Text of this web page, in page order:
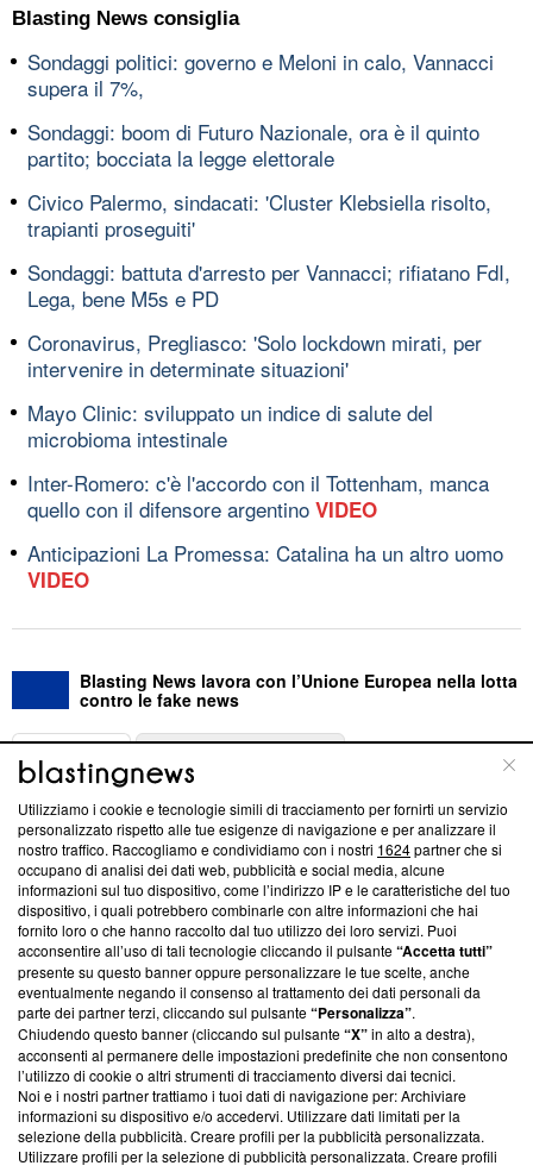
Blasting News consiglia
Sondaggi politici: governo e Meloni in calo, Vannacci
supera il 7%,
Sondaggi: boom di Futuro Nazionale, ora è il quinto
partito; bocciata la legge elettorale
Civico Palermo, sindacati: 'Cluster Klebsiella risolto,
trapianti proseguiti'
Sondaggi: battuta d'arresto per Vannacci; rifiatano FdI,
Lega, bene M5s e PD
Coronavirus, Pregliasco: 'Solo lockdown mirati, per
intervenire in determinate situazioni'
Mayo Clinic: sviluppato un indice di salute del
microbioma intestinale
Inter-Romero: c'è l'accordo con il Tottenham, manca
quello con il difensore argentino VIDEO
Anticipazioni La Promessa: Catalina ha un altro uomo
VIDEO
Blasting News lavora con l’Unione Europea nella lotta
contro le fake news
ABOUT
Questa sezione offre informazioni trasparenti su Blasting
News, sui nostri processi editoriali e su come ci impegniamo a
creare news di qualità. Inoltre, afferma la nostra aderenza a
‘Trust Project - News with Integrity’Blasting News non è
ancora membro del programma, ma ha richiesto di farne
parte; Trust Project non ha ancora effettuato una verifica di
conformità agli standard.
Su di noi
Team editoriale
Corporate
Redazione
Utilizziamo i cookie e tecnologie simili di tracciamento per fornirti un servizio
personalizzato rispetto alle tue esigenze di navigazione e per analizzare il
nostro traffico. Raccogliamo e condividiamo con i nostri 1624partner che si
occupano di analisi dei dati web, pubblicità e social media, alcune
informazioni sul tuo dispositivo, come l’indirizzo IP e le caratteristiche del tuo
dispositivo, i quali potrebbero combinarle con altre informazioni che hai
fornito loro o che hanno raccolto dal tuo utilizzo dei loro servizi. Puoi
acconsentire all’uso di tali tecnologie cliccando il pulsante“Accetta tutti”
presente su questo banner oppure personalizzare le tue scelte, anche
eventualmente negando il consenso al trattamento dei dati personali da
parte dei partner terzi, cliccando sul pulsante“Personalizza”.
Chiudendo questo banner (cliccando sul pulsante“X”in alto a destra),
acconsenti al permanere delle impostazioni predefinite che non consentono
l’utilizzo di cookie o altri strumenti di tracciamento diversi dai tecnici.
Noi e i nostri partner trattiamo i tuoi dati di navigazione per: Archiviare
informazioni su dispositivo e/o accedervi. Utilizzare dati limitati per la
selezione della pubblicità. Creare profili per la pubblicità personalizzata.
Utilizzare profili per la selezione di pubblicità personalizzata. Creare profili